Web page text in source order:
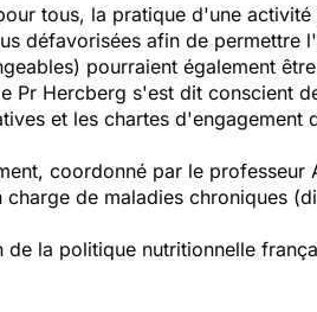
tous, la pratique d'une
défavorisées afin de permettre
pourraient également
Pr Hercberg s'est dit conscient
et les chartes
coordonné par le professeur
de maladies chroniques
la politique nutritionnelle